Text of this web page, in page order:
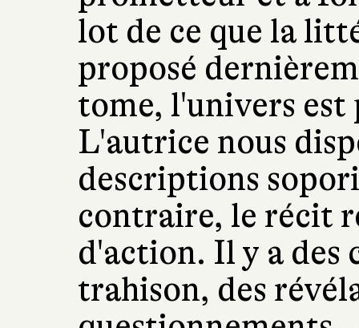
lot de ce que la
proposé
tome, l'univers
L'autrice nous
descriptions
contraire, le récit
d'action. Il y a des
trahison, des